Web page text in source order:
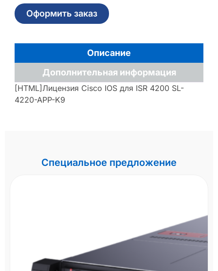
Оформить заказ
Описание
Дополнительная информация
[HTML]Лицензия Cisco IOS для ISR 4200 SL-
4220-APP-K9
Специальное предложение